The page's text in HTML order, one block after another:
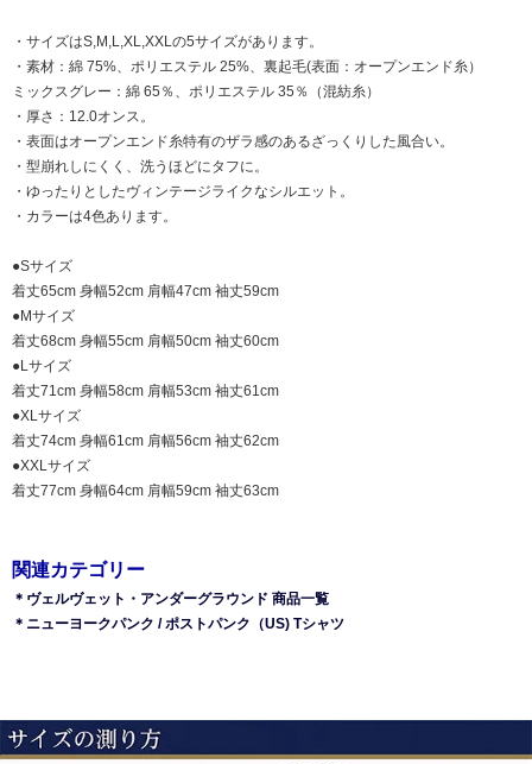
・サイズはS,M,L,XL,XXLの5サイズがあります。
・素材：綿 75%、ポリエステル 25%、裏起毛(表面：オープンエンド糸）
ミックスグレー：綿 65％、ポリエステル 35％（混紡糸）
・厚さ：12.0オンス。
・表面はオープンエンド糸特有のザラ感のあるざっくりした風合い。
・型崩れしにくく、洗うほどにタフに。
・ゆったりとしたヴィンテージライクなシルエット。
・カラーは4色あります。
●Sサイズ
着丈65cm 身幅52cm 肩幅47cm 袖丈59cm
●Mサイズ
着丈68cm 身幅55cm 肩幅50cm 袖丈60cm
●Lサイズ
着丈71cm 身幅58cm 肩幅53cm 袖丈61cm
●XLサイズ
着丈74cm 身幅61cm 肩幅56cm 袖丈62cm
●XXLサイズ
着丈77cm 身幅64cm 肩幅59cm 袖丈63cm
関連カテゴリー
＊ヴェルヴェット・アンダーグラウンド 商品一覧
＊ニューヨークパンク / ポストパンク（US) Tシャツ